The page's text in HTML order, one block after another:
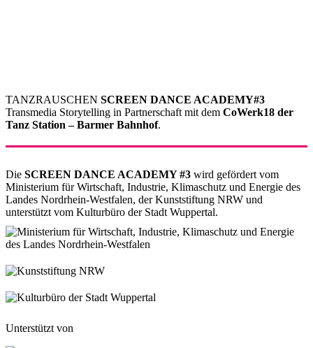
TANZRAUSCHEN SCREEN DANCE ACADEMY#3
Transmedia Storytelling in Partnerschaft mit dem CoWerk18 der
Tanz Station – Barmer Bahnhof.
Die SCREEN DANCE ACADEMY #3 wird gefördert vom
Ministerium für Wirtschaft, Industrie, Klimaschutz und Energie des
Landes Nordrhein-Westfalen, der Kunststiftung NRW und
unterstützt vom Kulturbüro der Stadt Wuppertal.
Unterstützt von